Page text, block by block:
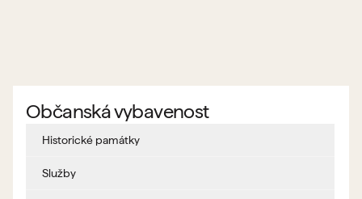
Občanská vybavenost
Historické památky
Služby